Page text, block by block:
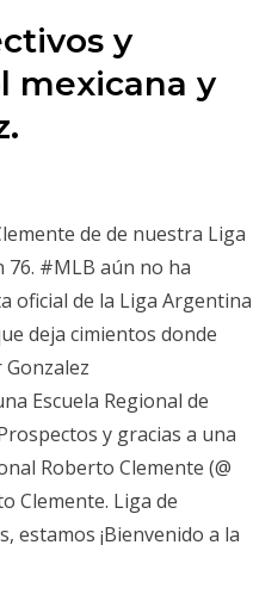
y
mexicana y
de de nuestra Liga
#MLB aún no ha
oficial de la Liga Argentina
deja cimientos donde
Escuela Regional de
y gracias a una
Roberto Clemente (@
Clemente. Liga de
estamos ¡Bienvenido a la